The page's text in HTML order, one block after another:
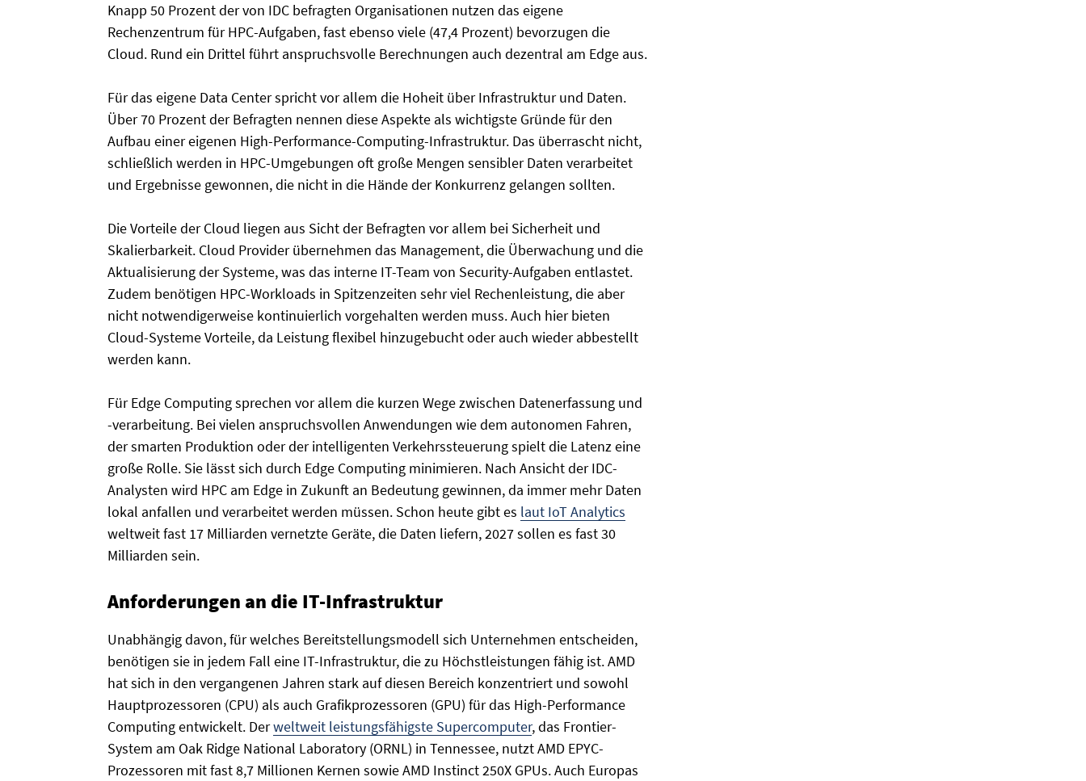
Knapp 50 Prozent der von IDC befragten Organisationen nutzen das eigene
Rechenzentrum für HPC-Aufgaben, fast ebenso viele (47,4 Prozent) bevorzugen die
Cloud. Rund ein Drittel führt anspruchsvolle Berechnungen auch dezentral am Edge aus.
Für das eigene Data Center spricht vor allem die Hoheit über Infrastruktur und Daten.
Über 70 Prozent der Befragten nennen diese Aspekte als wichtigste Gründe für den
Aufbau einer eigenen High-Performance-Computing-Infrastruktur. Das überrascht nicht,
schließlich werden in HPC-Umgebungen oft große Mengen sensibler Daten verarbeitet
und Ergebnisse gewonnen, die nicht in die Hände der Konkurrenz gelangen sollten.
Die Vorteile der Cloud liegen aus Sicht der Befragten vor allem bei Sicherheit und
Skalierbarkeit. Cloud Provider übernehmen das Management, die Überwachung und die
Aktualisierung der Systeme, was das interne IT-Team von Security-Aufgaben entlastet.
Zudem benötigen HPC-Workloads in Spitzenzeiten sehr viel Rechenleistung, die aber
nicht notwendigerweise kontinuierlich vorgehalten werden muss. Auch hier bieten
Cloud-Systeme Vorteile, da Leistung flexibel hinzugebucht oder auch wieder abbestellt
werden kann.
Für Edge Computing sprechen vor allem die kurzen Wege zwischen Datenerfassung und
-verarbeitung. Bei vielen anspruchsvollen Anwendungen wie dem autonomen Fahren,
der smarten Produktion oder der intelligenten Verkehrssteuerung spielt die Latenz eine
große Rolle. Sie lässt sich durch Edge Computing minimieren. Nach Ansicht der IDC-
Analysten wird HPC am Edge in Zukunft an Bedeutung gewinnen, da immer mehr Daten
lokal anfallen und verarbeitet werden müssen. Schon heute gibt es laut IoT Analytics
weltweit fast 17 Milliarden vernetzte Geräte, die Daten liefern, 2027 sollen es fast 30
Milliarden sein.
Anforderungen an die IT-Infrastruktur
Unabhängig davon, für welches Bereitstellungsmodell sich Unternehmen entscheiden,
benötigen sie in jedem Fall eine IT-Infrastruktur, die zu Höchstleistungen fähig ist. AMD
hat sich in den vergangenen Jahren stark auf diesen Bereich konzentriert und sowohl
Hauptprozessoren (CPU) als auch Grafikprozessoren (GPU) für das High-Performance
Computing entwickelt. Derweltweit leistungsfähigste Supercomputer, das Frontier-
System am Oak Ridge National Laboratory (ORNL) in Tennessee, nutzt AMD EPYC-
Prozessoren mit fast 8,7 Millionen Kernen sowie AMD Instinct 250X GPUs. Auch Europas